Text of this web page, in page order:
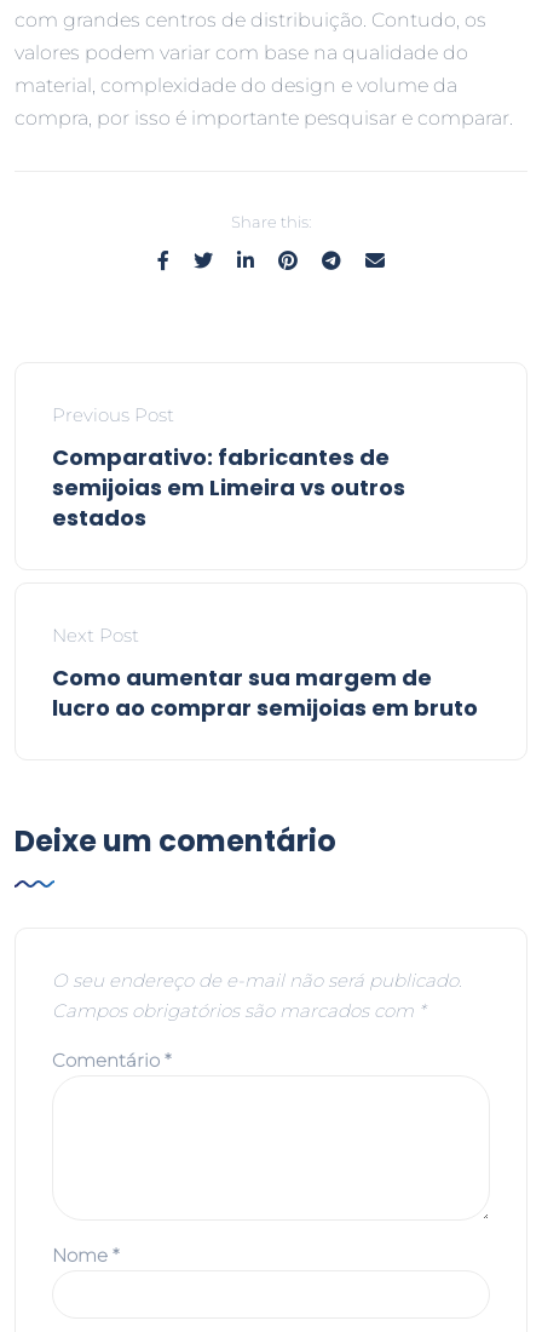
com grandes centros de distribuição. Contudo, os
valores podem variar com base na qualidade do
material, complexidade do design e volume da
compra, por isso é importante pesquisar e comparar.
Share this:
Previous Post
Comparativo: fabricantes de
semijoias em Limeira vs outros
estados
Next Post
Como aumentar sua margem de
lucro ao comprar semijoias em bruto
Deixe um comentário
O seu endereço de e-mail não será publicado.
Campos obrigatórios são marcados com *
Comentário *
Nome *